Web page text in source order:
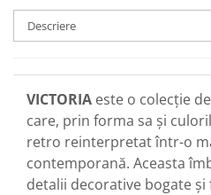
Descriere
VICTORIA este o colecție
care, prin forma sa și
retro reinterpretat într-o
contemporană. Aceasta
detalii decorative bogate